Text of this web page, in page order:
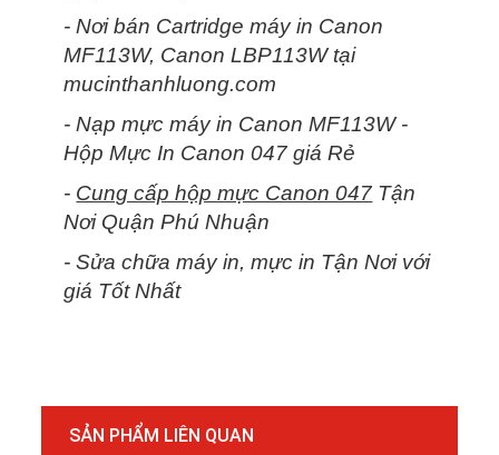
- Nơi bán Cartridge máy in Canon
MF113W, Canon LBP113W tại
mucinthanhluong.com
- Nạp mực máy in Canon MF113W -
Hộp Mực In Canon 047 giá Rẻ
- Cung cấp hộp mực Canon 047 Tận
Nơi Quận Phú Nhuận
- Sửa chữa máy in, mực in Tận Nơi với
giá Tốt Nhất
SẢN PHẨM LIÊN QUAN